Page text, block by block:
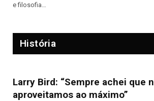
e filosofia…
História
Larry Bird: “Sempre achei que
aproveitamos ao máximo”